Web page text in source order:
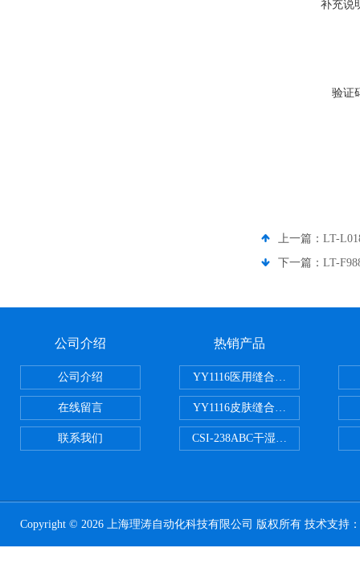
补充说
验证
上一篇： LT-
下一篇： LT-
公司介绍
公司介绍
在线留言
联系我们
热销产品
YY1116医用缝合线线径试验仪
YY1116皮肤缝合线线径测量仪
CSI-238ABC干湿电动摩擦色牢度
Copyright © 2026 上海理涛自动化科技有限公司 版权所有 技术支持：